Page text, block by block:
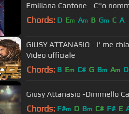
Emiliana Cantone - C''o
Chords: D Em Am B Gm C A
GIUSY ATTANASIO - I' me
Video ufficiale
Chords: B Em C# G Bm Am D
Giusy Attanasio -
Chords: F#m D Bm C# F# E